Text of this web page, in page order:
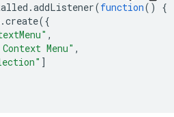
.addListener(function()
{
.create({
,
Menu" ,
]